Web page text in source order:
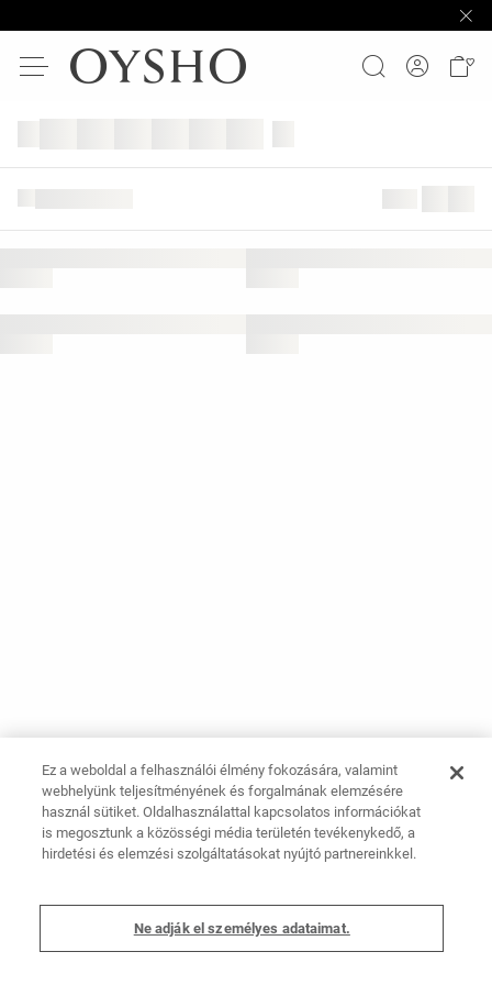
Ez a weboldal a felhasználói élmény fokozására, valamint
webhelyünk teljesítményének és forgalmának elemzésére
használ sütiket. Oldalhasználattal kapcsolatos információkat
is megosztunk a közösségi média területén tevékenykedő, a
hirdetési és elemzési szolgáltatásokat nyújtó partnereinkkel.
Ne adják el személyes adataimat.